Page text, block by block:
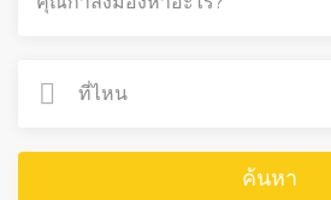
ค้นหา